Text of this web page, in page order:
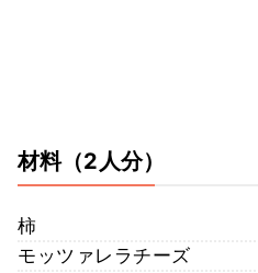
材料（2人分）
柿
モッツァレラチーズ